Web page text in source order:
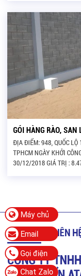
GÓI HÀNG RÀO, SAN
ĐỊA ĐIỂM: 948, QUỐC LỘ
TPHCM NGÀY KHỞI
30/12/2018 GIÁ TRỊ :
THÔNG TIN LIÊN
CÔNG TY
Máy chủ
Email
Gọi điện
Chat Zalo